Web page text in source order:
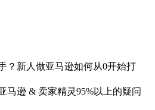
？新人做亚马逊如何从0开始打
马逊 & 卖家精灵95%以上的疑问